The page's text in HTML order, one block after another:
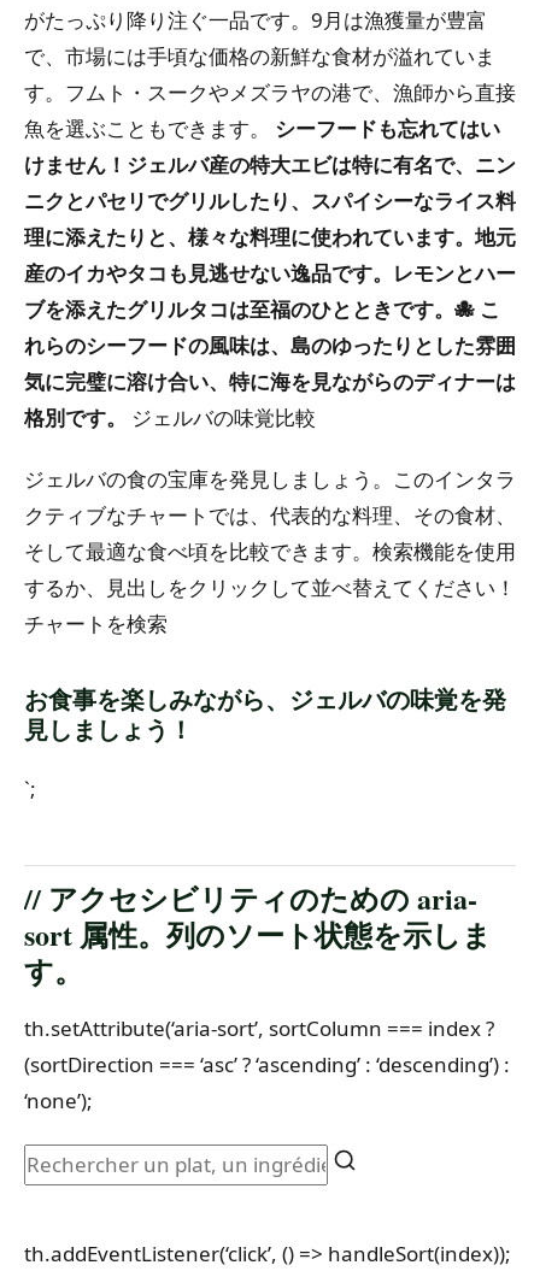
がたっぷり降り注ぐ一品です。9月は漁獲量が豊富
で、市場には手頃な価格の新鮮な食材が溢れていま
す。フムト・スークやメズラヤの港で、漁師から直接
魚を選ぶこともできます。 シーフードも忘れてはい
けません！ジェルバ産の特大エビは特に有名で、ニン
ニクとパセリでグリルしたり、スパイシーなライス料
理に添えたりと、様々な料理に使われています。地元
産のイカやタコも見逃せない逸品です。レモンとハー
ブを添えたグリルタコは至福のひとときです。🐙 こ
れらのシーフードの風味は、島のゆったりとした雰囲
気に完璧に溶け合い、特に海を見ながらのディナーは
格別です。
ジェルバの味覚比較
ジェルバの食の宝庫を発見しましょう。このインタラ
クティブなチャートでは、代表的な料理、その食材、
そして最適な食べ頃を比較できます。検索機能を使用
するか、見出しをクリックして並べ替えてください！
チャートを検索
お食事を楽しみながら、ジェルバの味覚を発
見しましょう！
`;
// アクセシビリティのための aria-
sort 属性。列のソート状態を示しま
す。
th.setAttribute(‘aria-sort’, sortColumn === index ?
(sortDirection === ‘asc’ ? ‘ascending’ : ‘descending’) :
‘none’);
th.addEventListener(‘click’, () => handleSort(index));